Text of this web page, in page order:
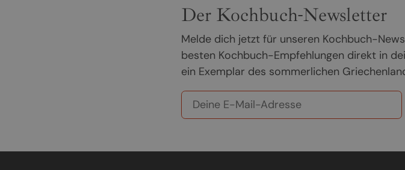
Der Kochbuch-Newsletter
Melde dich jetzt für unseren Kochbuch-
besten Kochbuch-Empfehlungen direkt in
ein Exemplar des sommerlichen